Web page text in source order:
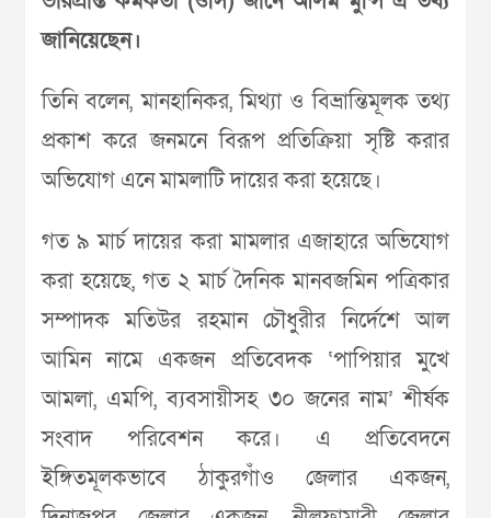
জানিয়েছেন।
তিনি বলেন, মানহানিকর, মিথ্যা ও বিভ্রান্তিমূলক তথ্য
প্রকাশ করে জনমনে বিরূপ প্রতিক্রিয়া সৃষ্টি করার
অভিযোগ এনে মামলাটি দায়ের করা হয়েছে।
গত ৯ মার্চ দায়ের করা মামলার এজাহারে অভিযোগ
করা হয়েছে, গত ২ মার্চ দৈনিক মানবজমিন পত্রিকার
সম্পাদক মতিউর রহমান চৌধুরীর নির্দেশে আল
আমিন নামে একজন প্রতিবেদক ‘পাপিয়ার মুখে
আমলা, এমপি, ব্যবসায়ীসহ ৩০ জনের নাম’ শীর্ষক
সংবাদ পরিবেশন করে। এ প্রতিবেদনে
ইঙ্গিতমূলকভাবে ঠাকুরগাঁও জেলার একজন,